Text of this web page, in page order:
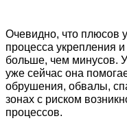
Очевидно, что плюсов
процесса укрепления
больше, чем минусов.
уже сейчас она
обрушения, обвалы,
зонах с риском
процессов.